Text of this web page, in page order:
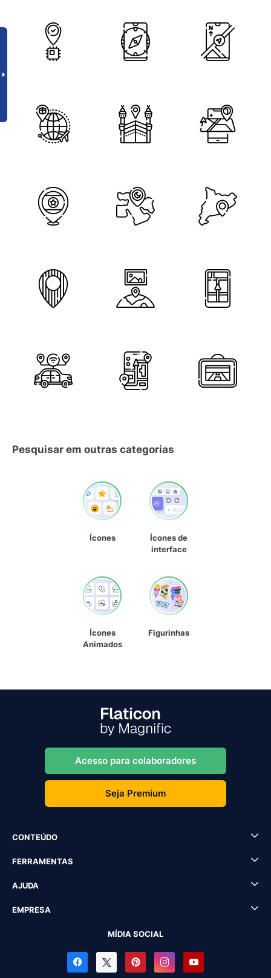
Pesquisar em outras categorias
Ícones
Ícones de
interface
Ícones
Animados
Figurinhas
Acesso para colaboradores
Seja Premium
CONTEÚDO
FERRAMENTAS
AJUDA
EMPRESA
MÍDIA SOCIAL